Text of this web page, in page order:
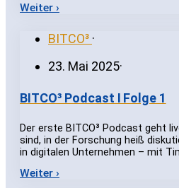
Weiter ›
BITCO³ ·
23. Mai 2025·
BITCO³ Podcast I Folge 1
Der erste BITCO³ Podcast geht
sind, in der Forschung heiß
in digitalen Unternehmen – mit
Weiter ›